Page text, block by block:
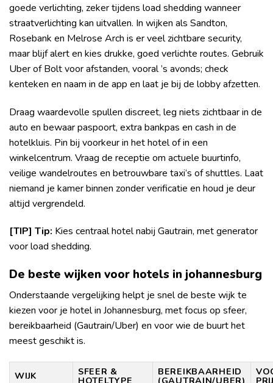
goede verlichting, zeker tijdens load shedding wanneer
straatverlichting kan uitvallen. In wijken als Sandton,
Rosebank en Melrose Arch is er veel zichtbare security,
maar blijf alert en kies drukke, goed verlichte routes. Gebruik
Uber of Bolt voor afstanden, vooral ’s avonds; check
kenteken en naam in de app en laat je bij de lobby afzetten.
Draag waardevolle spullen discreet, leg niets zichtbaar in de
auto en bewaar paspoort, extra bankpas en cash in de
hotelkluis. Pin bij voorkeur in het hotel of in een
winkelcentrum. Vraag de receptie om actuele buurtinfo,
veilige wandelroutes en betrouwbare taxi’s of shuttles. Laat
niemand je kamer binnen zonder verificatie en houd je deur
altijd vergrendeld.
[TIP] Tip: Kies centraal hotel nabij Gautrain, met generator
voor load shedding.
De beste wijken voor hotels in johannesburg
Onderstaande vergelijking helpt je snel de beste wijk te
kiezen voor je hotel in Johannesburg, met focus op sfeer,
bereikbaarheid (Gautrain/Uber) en voor wie de buurt het
meest geschikt is.
WIJK SFEER &
HOTELTYPE
BEREIKBAARHEID
(GAUTRAIN/UBER)